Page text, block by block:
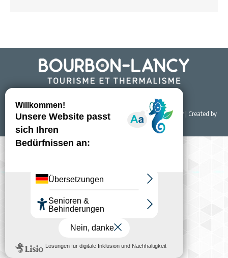
© 2022 Office de Tourisme & du Thermalisme de Bourbon-Lancy | Created by